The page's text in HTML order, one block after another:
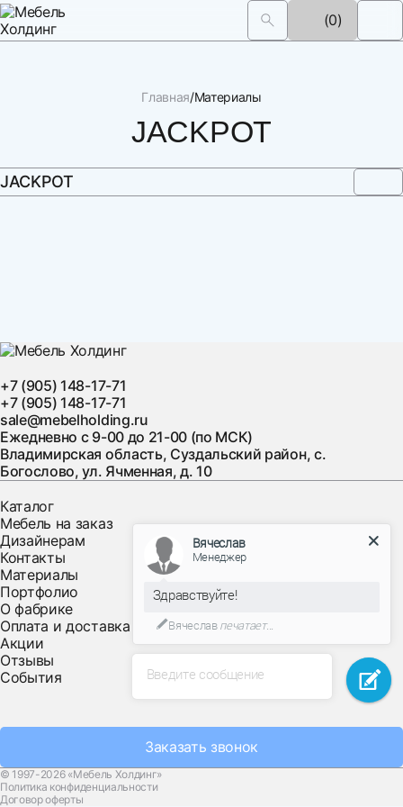
(0)
Главная Материалы
JACKPOT
JACKPOT
+7 (905) 148-17-71
+7 (905) 148-17-71
sale@mebelholding.ru
Ежедневно с 9-00 до 21-00 (по МСК)
Владимирская область, Суздальский район, с.
Богослово, ул. Ячменная, д. 10
Каталог
Мебель на заказ
Дизайнерам
Контакты
Материалы
Портфолио
О фабрике
Оплата и доставка
Акции
Отзывы
События
Заказать звонок
© 1997-2026 «Мебель Холдинг»
Политика конфиденциальности
Договор оферты
Введите сообщение
Вячеслав
Менеджер
Здравствуйте!
Вячеславпечатает...